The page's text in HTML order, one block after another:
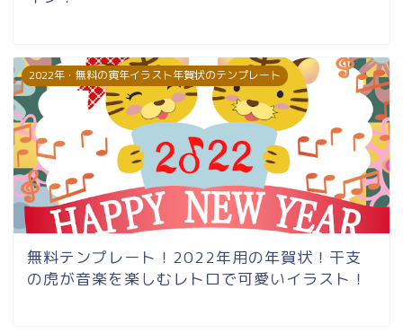
2022年・無料の寅年イラスト年賀状のテンプレート
無料テンプレート！2022年用の年賀状！干支
の虎が音楽を楽しむレトロで可愛いイラスト！